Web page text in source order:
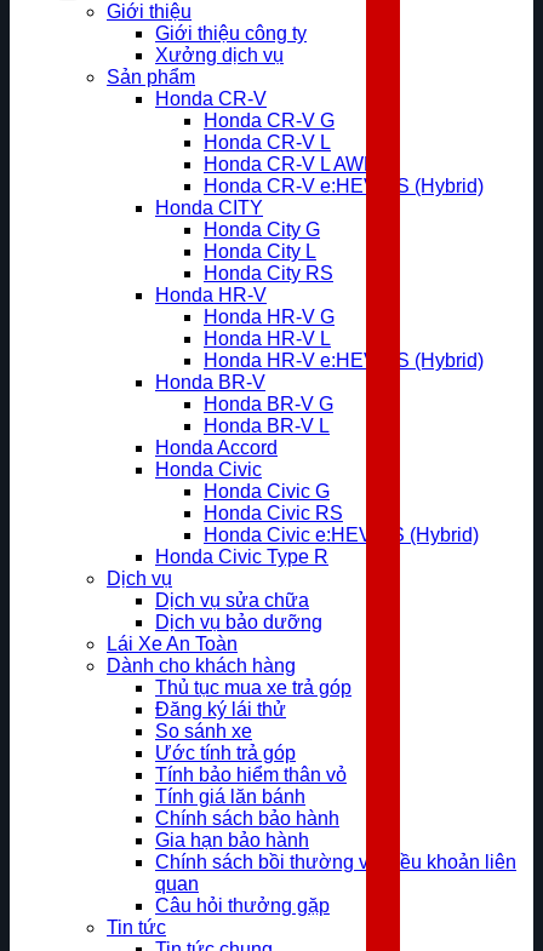
Giới thiệu
Giới thiệu công ty
Xưởng dịch vụ
Sản phẩm
Honda CR-V
Honda CR-V G
Honda CR-V L
Honda CR-V L AWD
Honda CR-V e:HEV RS (Hybrid)
Honda CITY
Honda City G
Honda City L
Honda City RS
Honda HR-V
Honda HR-V G
Honda HR-V L
Honda HR-V e:HEV RS (Hybrid)
Honda BR-V
Honda BR-V G
Honda BR-V L
Honda Accord
Honda Civic
Honda Civic G
Honda Civic RS
Honda Civic e:HEV RS (Hybrid)
Honda Civic Type R
Dịch vụ
Dịch vụ sửa chữa
Dịch vụ bảo dưỡng
Lái Xe An Toàn
Dành cho khách hàng
Thủ tục mua xe trả góp
Đăng ký lái thử
So sánh xe
Ước tính trả góp
Tính bảo hiểm thân vỏ
Tính giá lăn bánh
Chính sách bảo hành
Gia hạn bảo hành
Chính sách bồi thường và điều khoản liên
quan
Câu hỏi thưởng gặp
Tin tức